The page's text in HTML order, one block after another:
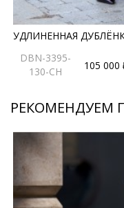
УДЛИНЕННАЯ
DBN-3395-
130-CH
105 000
РЕКОМЕНДУЕМ